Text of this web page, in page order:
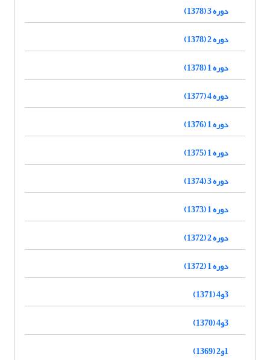
دوره 3 (1378)
دوره 2 (1378)
دوره 1 (1378)
دوره 4 (1377)
دوره 1 (1376)
دوره 1 (1375)
دوره 3 (1374)
دوره 1 (1373)
دوره 2 (1372)
دوره 1 (1372)
3و4 (1371)
3و4 (1370)
1و2 (1369)